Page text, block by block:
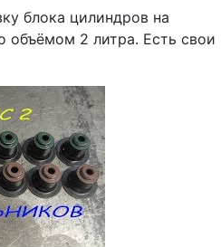
блока цилиндров на
2 литра. Есть свои